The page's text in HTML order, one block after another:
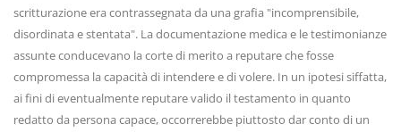
scritturazione era contrassegnata da una grafia "incomprensibile,
disordinata e stentata". La documentazione medica e le testimonianze
assunte conducevano la corte di merito a reputare che fosse
compromessa la capacità di intendere e di volere. In un ipotesi siffatta,
ai fini di eventualmente reputare valido il testamento in quanto
redatto da persona capace, occorrerebbe piuttosto dar conto di un